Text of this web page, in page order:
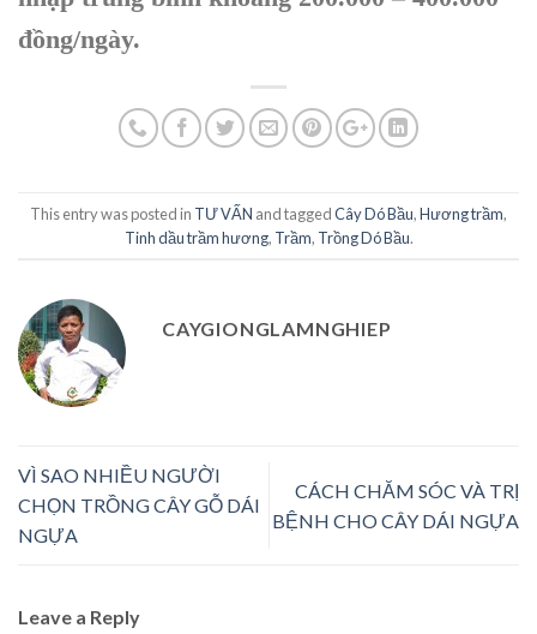
đồng/ngày.
This entry was posted in TƯ VẤN and taggedCây Dó Bầu,Hương trầm,
Tinh dầu trầm hương, Trầm, Trồng Dó Bầu.
CAYGIONGLAMNGHIEP
VÌ SAO NHIỀU NGƯỜI
CHỌN TRỒNG CÂY GỖ DÁI
NGỰA
CÁCH CHĂM SÓC VÀ TRỊ
BỆNH CHO CÂY DÁI NGỰA
Leave a Reply